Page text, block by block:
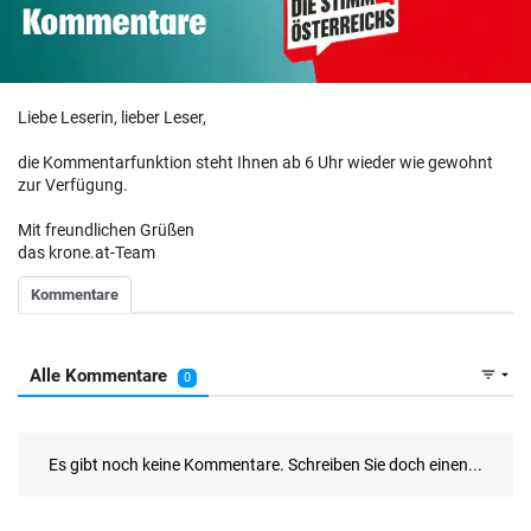
Liebe Leserin, lieber Leser,
die Kommentarfunktion steht Ihnen ab 6 Uhr wieder wie gewohnt
zur Verfügung.
Mit freundlichen Grüßen
das krone.at-Team